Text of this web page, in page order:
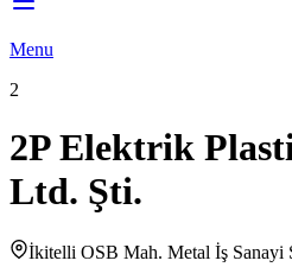
Menu
2
2P Elektrik
Ltd. Şti.
İkitelli OSB Mah. Metal İş Sanayi